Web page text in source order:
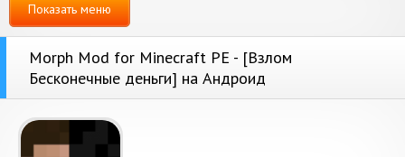
Показать меню
Morph Mod for Minecraft PE - [Взлом
Бесконечные деньги] на Андроид